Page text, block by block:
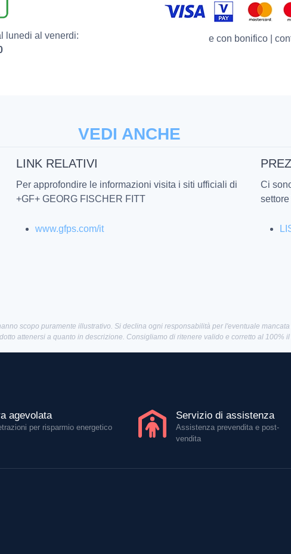
lunedi al venerdi:
e con bonifico |
VEDI ANCHE
LINK RELATIVI
Per approfondire le informazioni visita i siti ufficiali di
+GF+ GEORG FISCHER FITT
www.gfps.com/it
Ci
scopo puramente illustrativo. Si declina ogni responsabilità per l'eventuale
attenersi a quanto in descrizione. Consigliamo di ritenere valido e corretto al 100%
agevolata
per risparmio energetico
Servizio di assistenza
Assistenza prevendita e post-
vendita